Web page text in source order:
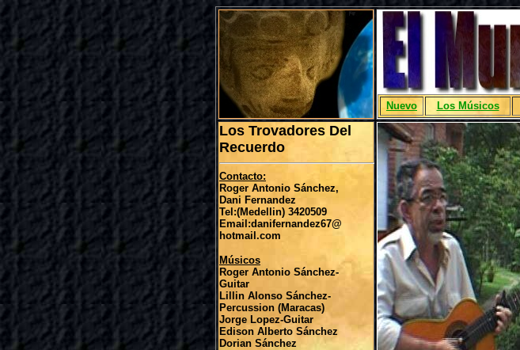
Nuevo Los Músicos
Los Trovadores Del
Recuerdo
Contacto:
Roger Antonio Sánchez,
Dani Fernandez
Tel:(Medellin) 3420509
Email:danifernandez67@
hotmail.com
Músicos
Roger Antonio Sánchez-
Guitar
Lillin Alonso Sánchez-
Percussion (Maracas)
Jorge Lopez-Guitar
Edison Alberto Sánchez
Dorian Sánchez